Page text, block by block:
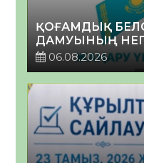
ҚОҒАМДЫҚ
ДАМУЫНЫҢ
06.08.2026